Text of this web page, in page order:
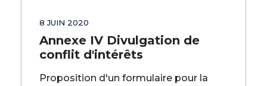
8 JUIN 2020
Annexe IV Divulgation de
conflit d'intérêts
Proposition d'un formulaire pour la